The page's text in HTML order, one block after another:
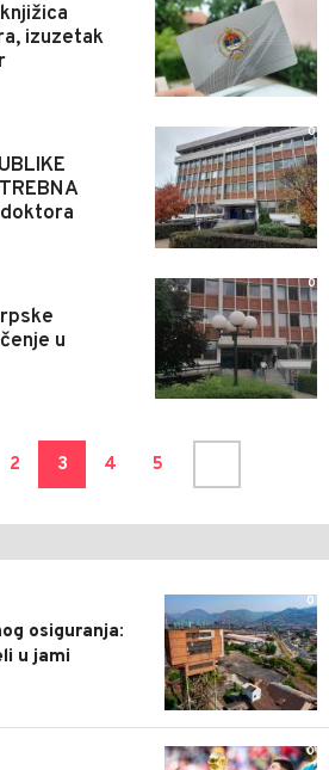
izuzetak
0
u
0
2 3 4 5
0
osiguranja:
u jami
0